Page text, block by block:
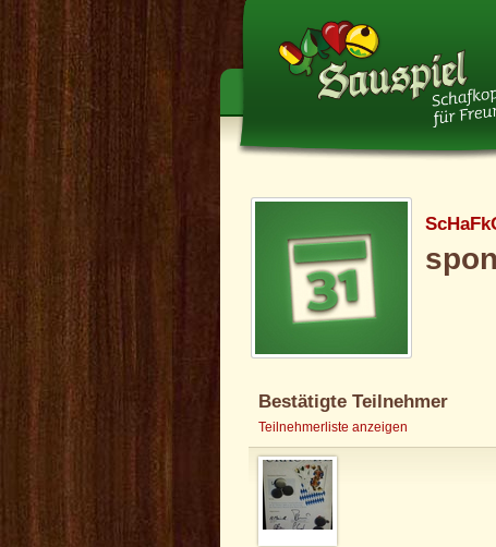
Bestätigte Teilnehmer
Teilnehmerliste anzeigen